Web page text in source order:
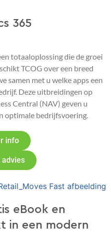
365
totaaloplossing die de groei
TCOG over een breed
samen met u welke apps een
Deze uitbreidingen op
Central (NAV) geven u
optimale bedrijfsvoering.
info
advies
eBook en
in een modern